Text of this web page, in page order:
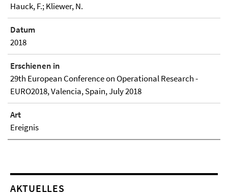
Hauck, F.; Kliewer, N.
Datum
2018
Erschienen in
29th European Conference on Operational Research -
EURO2018, Valencia, Spain, July 2018
Art
Ereignis
AKTUELLES